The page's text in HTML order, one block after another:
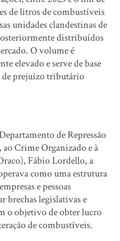
de litros de combustíveis
unidades clandestinas de
distribuídos
O volume é
elevado e serve de base
prejuízo tributário
de Repressão
Crime Organizado e à
Fábio Lordello, a
como uma estrutura
e pessoas
brechas legislativas e
o objetivo de obter lucro
de combustíveis.